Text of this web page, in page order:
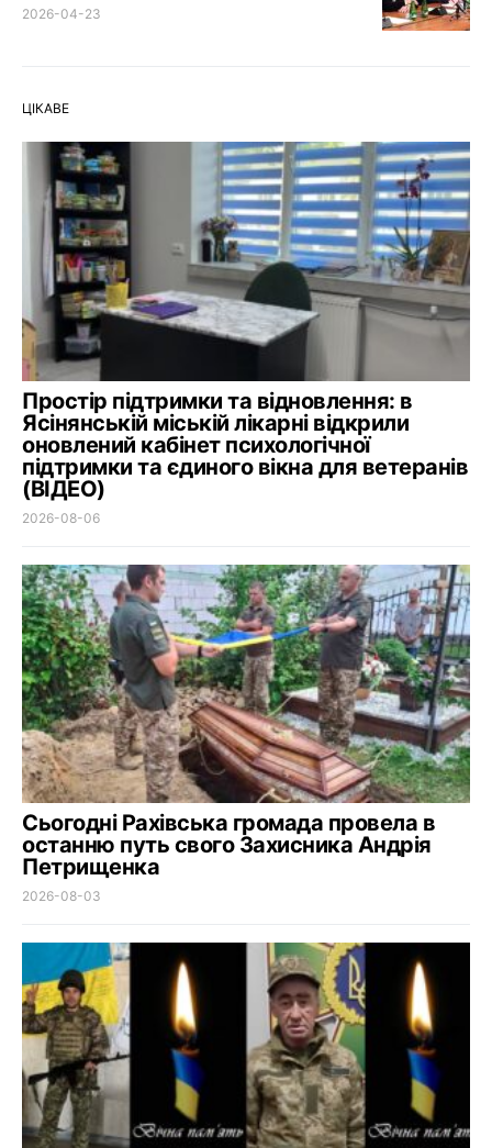
2026-04-23
ЦІКАВЕ
Простір підтримки та відновлення: в
Ясінянській міській лікарні відкрили
оновлений кабінет психологічної
підтримки та єдиного вікна для ветеранів
(ВІДЕО)
2026-08-06
Сьогодні Рахівська громада провела в
останню путь свого Захисника Андрія
Петрищенка
2026-08-03